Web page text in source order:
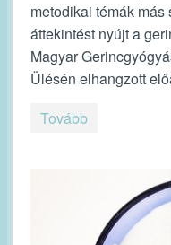
metodikai témák
áttekintést nyújt a
Magyar
Ülésén elhangzott
Tovább